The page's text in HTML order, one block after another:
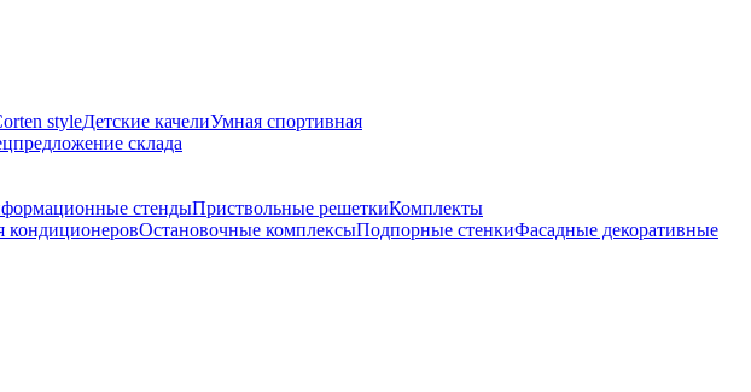
styleДетские качелиУмная спортивная
склада
стендыПриствольные решеткиКомплекты
кондиционеровОстановочные комплексыПодпорные стенкиФасадные декоративные